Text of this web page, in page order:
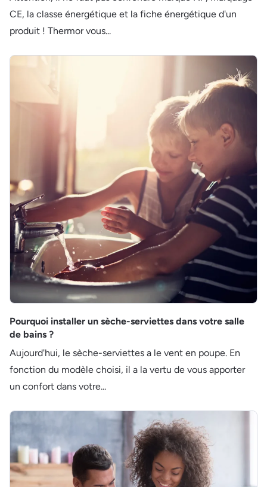
CE, la classe énergétique et la fiche énergétique d'un
produit ! Thermor vous...
Pourquoi installer un sèche-serviettes dans votre salle
de bains ?
Aujourd'hui, le sèche-serviettes a le vent en poupe. En
fonction du modèle choisi, il a la vertu de vous apporter
un confort dans votre...